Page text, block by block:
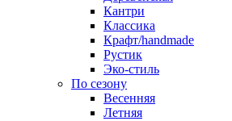
Кантри
Классика
Крафт/handmade
Рустик
Эко-стиль
По сезону
Весенняя
Летняя